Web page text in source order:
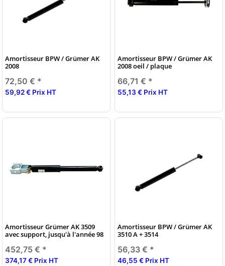
Amortisseur BPW / Grümer AK
2008
72,50 € *
59,92 € Prix HT
Amortisseur BPW / Grümer AK
2008 oeil / plaque
66,71 € *
55,13 € Prix HT
Amortisseur Grümer AK 3509
avec support, jusqu'à l'année 98
452,75 € *
374,17 € Prix HT
Amortisseur BPW / Grümer AK
3510 A + 3514
56,33 € *
46,55 € Prix HT